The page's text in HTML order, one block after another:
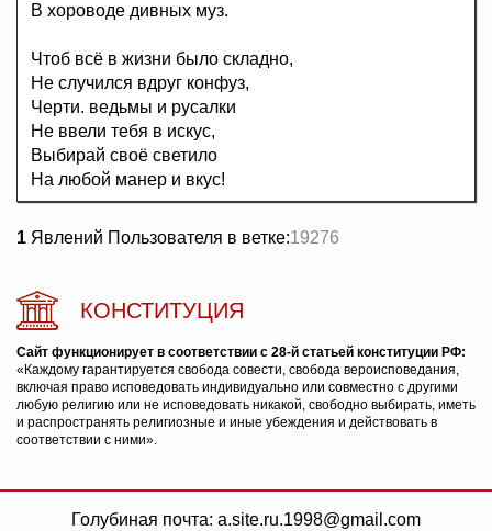
В хороводе дивных муз.
Чтоб всё в жизни было складно,
Не случился вдруг конфуз,
Черти. ведьмы и русалки
Не ввели тебя в искус,
Выбирай своё светило
На любой манер и вкус!
1 Явлений Пользователя в ветке:19276
КОНСТИТУЦИЯ
Сайт функционирует в соответствии с 28-й статьей конституции РФ:
«Каждому гарантируется свобода совести, свобода вероисповедания,
включая право исповедовать индивидуально или совместно с другими
любую религию или не исповедовать никакой, свободно выбирать, иметь
и распространять религиозные и иные убеждения и действовать в
соответствии с ними».
Голубиная почта: a.site.ru.1998@gmail.com